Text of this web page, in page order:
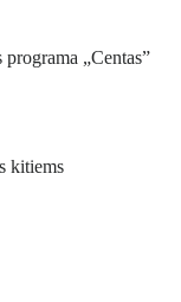
„Centas”
kitiems